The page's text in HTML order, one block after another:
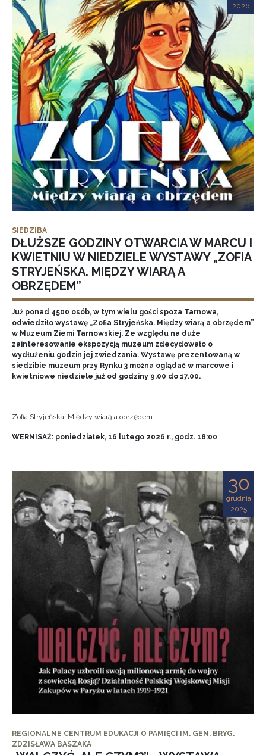
2026
SIEDZIBA
DŁUŻSZE GODZINY OTWARCIA W MARCU I
KWIETNIU W NIEDZIELE WYSTAWY „ZOFIA
STRYJEŃSKA. MIĘDZY WIARĄ A
OBRZĘDEM”
Już ponad 4500 osób, w tym wielu gości spoza Tarnowa,
odwiedziło wystawę „Zofia Stryjeńska. Między wiarą a obrzędem”
w Muzeum Ziemi Tarnowskiej. Ze względu na duże
zainteresowanie ekspozycją muzeum zdecydowało o
wydłużeniu godzin jej zwiedzania. Wystawę prezentowaną w
siedzibie muzeum przy Rynku 3 można oglądać w marcowe i
kwietniowe niedziele już od godziny 9.00 do 17.00.
Zofia Stryjeńska. Między wiarą a obrzędem
WERNISAŻ: poniedziałek, 16 lutego 2026 r., godz. 18:00
30
grudnia
2025
REGIONALNE CENTRUM EDUKACJI O PAMIĘCI IM. GEN. BRYG.
ZDZISŁAWA BASZAKA